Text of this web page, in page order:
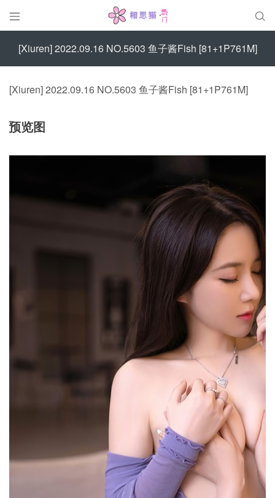
 
[Xiuren] 2022.09.16 NO.5603 鱼子酱Fish [81+1P761M]
[Xiuren] 2022.09.16 NO.5603 鱼子酱Fish [81+1P761M]
预览图